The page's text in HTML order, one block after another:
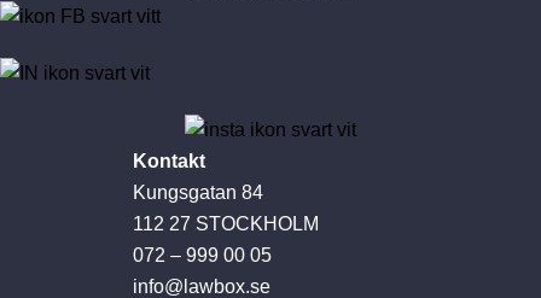
Kontakt
Kungsgatan 84
112 27 STOCKHOLM
072 – 999 00 05
info@lawbox.se